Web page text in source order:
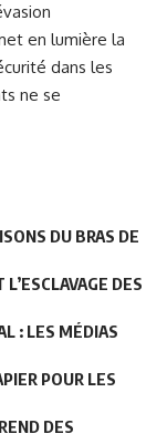
en lumière la
dans les
ne se
DU BRAS DE
DES
: LES MÉDIAS
POUR LES
DES